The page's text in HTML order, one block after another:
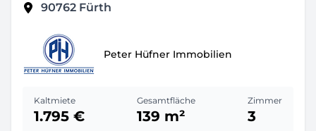
90762 Fürth
Peter Hüfner Immobilien
Kaltmiete
1.795 €
Gesamtfläche
139 m²
Zimmer
3